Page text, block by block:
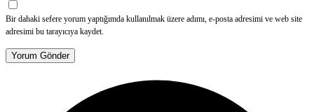
Bir dahaki sefere yorum yaptığımda kullanılmak üzere adımı, e-posta adresimi ve web site
adresimi bu tarayıcıya kaydet.
Yorum Gönder